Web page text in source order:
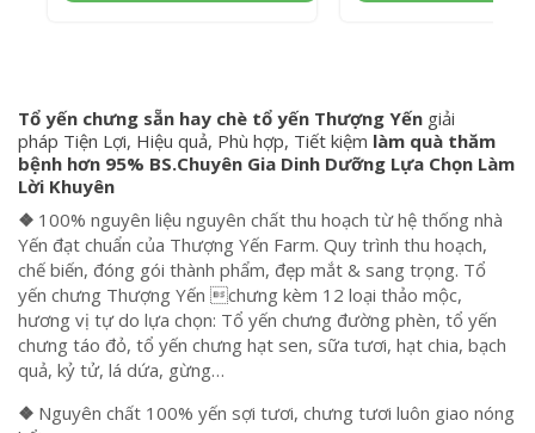
Tổ yến chưng sẵn hay chè tổ yến Thượng Yến giải
pháp Tiện Lợi, Hiệu quả, Phù hợp, Tiết kiệm làm quà thăm
bệnh hơn 95% BS.Chuyên Gia Dinh Dưỡng Lựa Chọn Làm
Lời Khuyên
❖ 100% nguyên liệu nguyên chất thu hoạch từ hệ thống nhà
Yến đạt chuẩn của Thượng Yến Farm. Quy trình thu hoạch,
chế biến, đóng gói thành phẩm, đẹp mắt & sang trọng. Tổ
yến chưng Thượng Yến chưng kèm 12 loại thảo mộc,
hương vị tự do lựa chọn: Tổ yến chưng đường phèn, tổ yến
chưng táo đỏ, tổ yến chưng hạt sen, sữa tươi, hạt chia, bạch
quả, kỷ tử, lá dứa, gừng…
❖ Nguyên chất 100% yến sợi tươi, chưng tươi luôn giao nóng